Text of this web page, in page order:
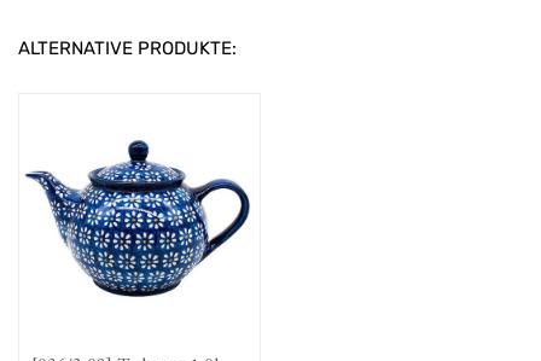
ALTERNATIVE PRODUKTE: